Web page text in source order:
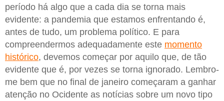
período há algo que a cada dia se torna mais
evidente: a pandemia que estamos enfrentando é,
antes de tudo, um problema político. E para
compreendermos adequadamente este momento
histórico, devemos começar por aquilo que, de tão
evidente que é, por vezes se torna ignorado. Lembro-
me bem que no final de janeiro começaram a ganhar
atenção no Ocidente as notícias sobre um novo tipo